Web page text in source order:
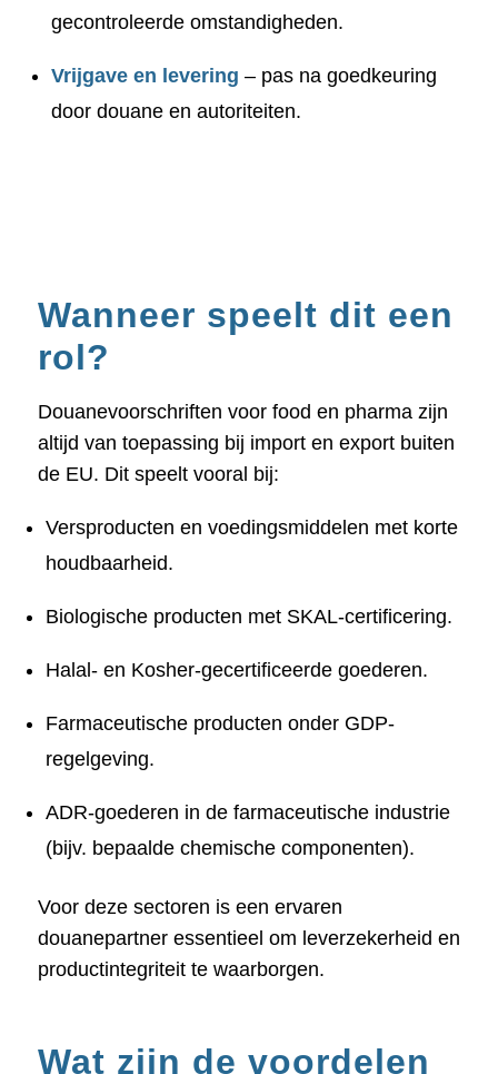
gecontroleerde omstandigheden.
Vrijgave en levering – pas na goedkeuring
door douane en autoriteiten.
Wanneer speelt dit een
rol?
Douanevoorschriften voor food en pharma zijn
altijd van toepassing bij import en export buiten
de EU. Dit speelt vooral bij:
Versproducten en voedingsmiddelen met korte
houdbaarheid.
Biologische producten met SKAL-certificering.
Halal- en Kosher-gecertificeerde goederen.
Farmaceutische producten onder GDP-
regelgeving.
ADR-goederen in de farmaceutische industrie
(bijv. bepaalde chemische componenten).
Voor deze sectoren is een ervaren
douanepartner essentieel om leverzekerheid en
productintegriteit te waarborgen.
Wat zijn de voordelen